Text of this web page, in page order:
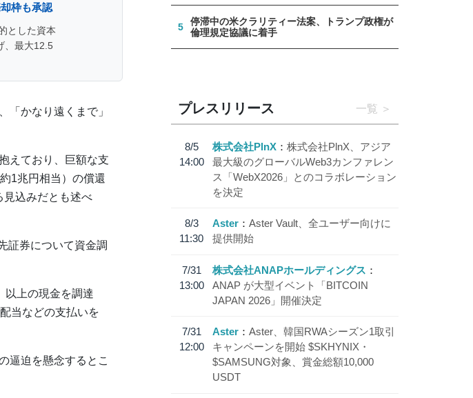
枠も承認
とした資本
、最大12.5
「かなり遠くまで」
えており、巨額な支
1兆円相当）の償還
込みだとも述べ
証券について資金調
以上の現金を調達
当などの支払いを
逼迫を懸念するとこ
5
停滞中の米クラリティー法案、トランプ政権が
倫理規定協議に着手
プレスリリース 一覧
8/5
14:00
株式会社PlnX
株式会社PlnX、アジア
最大級のグローバルWeb3カンファレン
ス「WebX2026」とのコラボレーション
を決定
8/3
11:30
Aster
Aster Vault、全ユーザー向けに
提供開始
7/31
13:00
株式会社ANAPホールディングス
ANAP が大型イベント「BITCOIN
JAPAN 2026」開催決定
7/31
12:00
Aster
Aster、韓国RWAシーズン1取引
キャンペーンを開始 $SKHYNIX・
$SAMSUNG対象、賞金総額10,000
USDT